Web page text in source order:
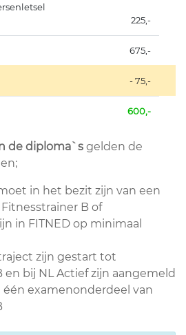
225,-
675,-
- 75,-
600,-
de diploma`s gelden de
in het bezit zijn van een
B of
in FITNED op minimaal
zijn gestart tot
en bij NL Actief zijn aangemeld
examenonderdeel van